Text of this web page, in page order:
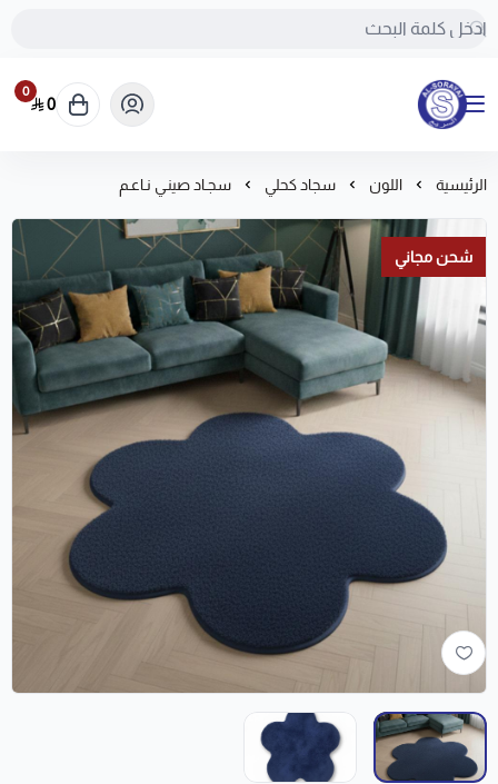
مفروشات السريع-اكبر متجر سجاد في المملكة
0
0
الرئيسية اللون سجاد كحلي سجـاد صينـي نـاعـم
شحن مجاني